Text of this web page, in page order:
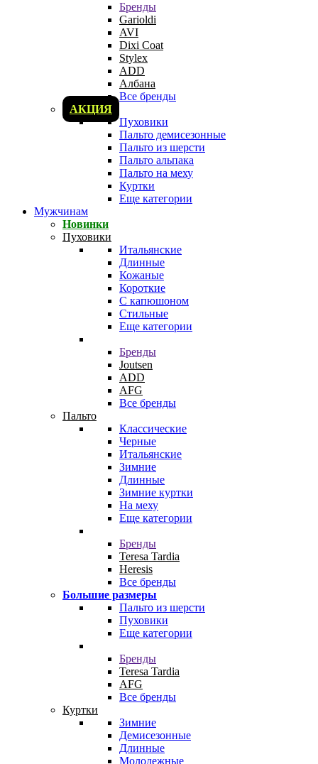
Бренды
Garioldi
AVI
Dixi Coat
Stylex
ADD
Албана
Все бренды
АКЦИЯ
Пуховики
Пальто демисезонные
Пальто из шерсти
Пальто альпака
Пальто на меху
Куртки
Еще категории
Мужчинам
Новинки
Пуховики
Итальянские
Длинные
Кожаные
Короткие
С капюшоном
Стильные
Еще категории
Бренды
Joutsen
ADD
AFG
Все бренды
Пальто
Классические
Черные
Итальянские
Зимние
Длинные
Зимние куртки
На меху
Еще категории
Бренды
Teresa Tardia
Heresis
Все бренды
Большие размеры
Пальто из шерсти
Пуховики
Еще категории
Бренды
Teresa Tardia
AFG
Все бренды
Куртки
Зимние
Демисезонные
Длинные
Молодежные